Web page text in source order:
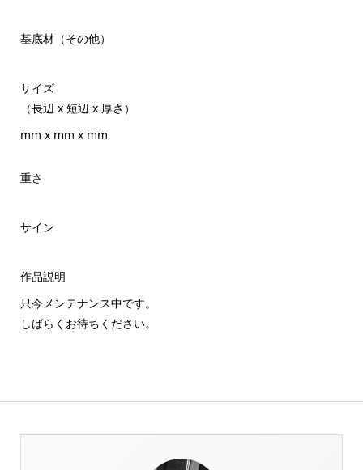
基底材（その他）
サイズ
（長辺 x 短辺 x 厚さ）
mm x mm x mm
重さ
サイン
作品説明
只今メンテナンス中です。
しばらくお待ちください。